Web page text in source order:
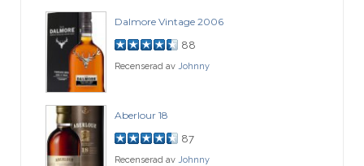
Dalmore Vintage 2006
88
Recenserad av Johnny
Aberlour 18
87
Recenserad av Johnny